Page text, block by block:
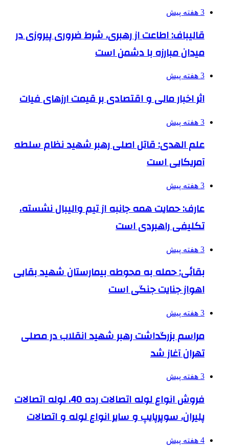
3 هفته پیش
قالیباف: اطاعت از رهبری، شرط ضروری پیروزی در
میدان مبارزه با دشمن است
3 هفته پیش
اثر اخبار مالی و اقتصادی بر قیمت ارزهای فیات
3 هفته پیش
علم الهدی: قاتل اصلی رهبر شهید نظام سلطه
آمریکایی است
3 هفته پیش
عارف: حمایت همه جانبه از تیم والیبال نشسته،
تکلیفی راهبردی است
3 هفته پیش
بقائی: حمله به محوطه بیمارستان شهید بقایی
اهواز جنایت جنگی است
3 هفته پیش
مراسم بزرگداشت رهبر شهید انقلاب در مصلی
تهران آغاز شد
3 هفته پیش
فروش انواع لوله اتصالات رده 40، لوله اتصالات
پلیران، سوپرپایپ و سایر انواع لوله و اتصالات
4 هفته پیش